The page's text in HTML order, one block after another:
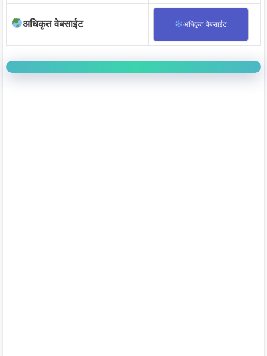
अधिकृत वेबसाईट अधिकृत वेबसाईट